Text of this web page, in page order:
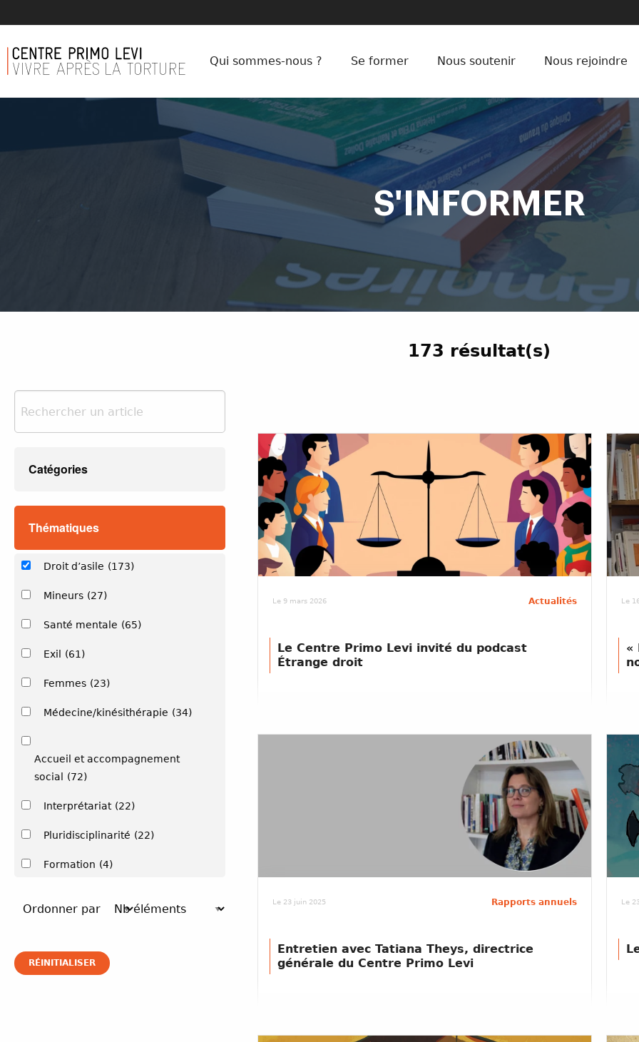
Qui sommes-nous ? Se former Nous soutenir Nous rejoindre
S'INFORMER
173 résultat(s)
Catégories
Thématiques
Droit d’asile (173)
Mineurs (27)
Santé mentale (65)
Exil (61)
Femmes (23)
Médecine/kinésithérapie (34)
Accueil et accompagnement
social
(72)
Interprétariat (22)
Pluridisciplinarité (22)
Formation (4)
Le 9 mars 2026 Actualités
Le Centre Primo Levi invité du podcast
Étrange droit
Le
«
Le 23 juin 2025 Rapports annuels
Entretien avec Tatiana Theys, directrice
générale du Centre Primo Levi
Le